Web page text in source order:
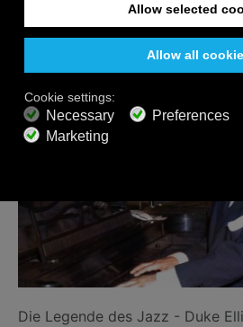
Verwandte Beiträge
Die Legende des Jazz - Duke